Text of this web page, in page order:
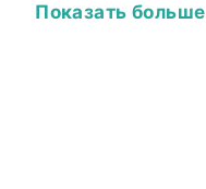
(1887- ок. 1930
Показать больше